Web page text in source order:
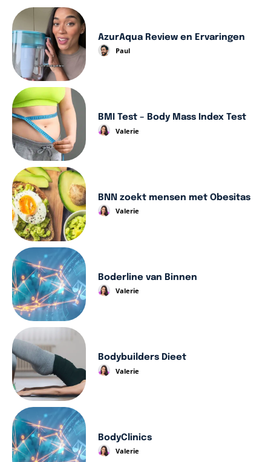
AzurAqua Review en Ervaringen
Paul
BMI Test – Body Mass Index Test
Valerie
BNN zoekt mensen met Obesitas
Valerie
Boderline van Binnen
Valerie
Bodybuilders Dieet
Valerie
BodyClinics
Valerie